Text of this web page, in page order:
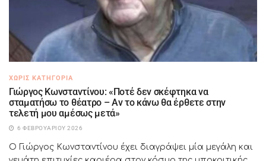
ΧΩΡΊΣ ΚΑΤΗΓΟΡΊΑ
Γιώργος Κωνσταντίνου: «Ποτέ δεν σκέφτηκα να
σταματήσω το θέατρο – Αν το κάνω θα έρθετε στην
τελετή μου αμέσως μετά»
6 ΦΕΒΡΟΥΑΡΊΟΥ 2026
Ο Γιώργος Κωνσταντίνου έχει διαγράψει μία μεγάλη και